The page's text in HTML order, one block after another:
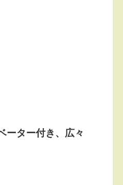
ーター付き、広々